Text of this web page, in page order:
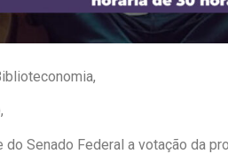
do Senado Federal a votação da